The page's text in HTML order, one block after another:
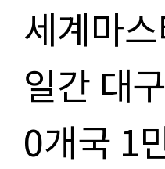
세계마
일간 대
0개국 1